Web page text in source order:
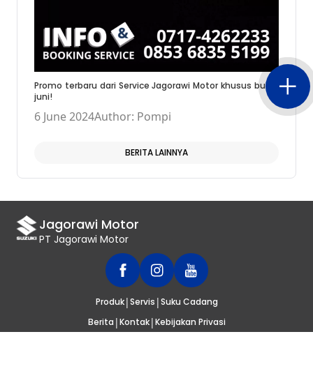
Promo terbaru dari Service Jagorawi Motor khusus bulan
juni!
6 June 2024Author: Pompi
BERITA LAINNYA
Jagorawi Motor
PT Jagorawi Motor
Produk|Servis |Suku Cadang
Berita |Kontak|Kebijakan Privasi